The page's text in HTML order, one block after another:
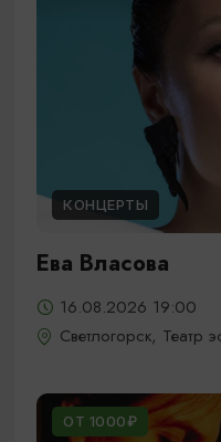
КОНЦЕРТЫ
Ева Власова
16.08.2026 19:00
Светлогорск, Театр
ОТ 1000₽